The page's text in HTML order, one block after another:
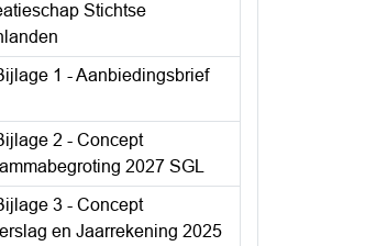
Stichtse
1 - Aanbiedingsbrief
2 - Concept
2027 SGL
3 - Concept
en Jaarrekening 2025